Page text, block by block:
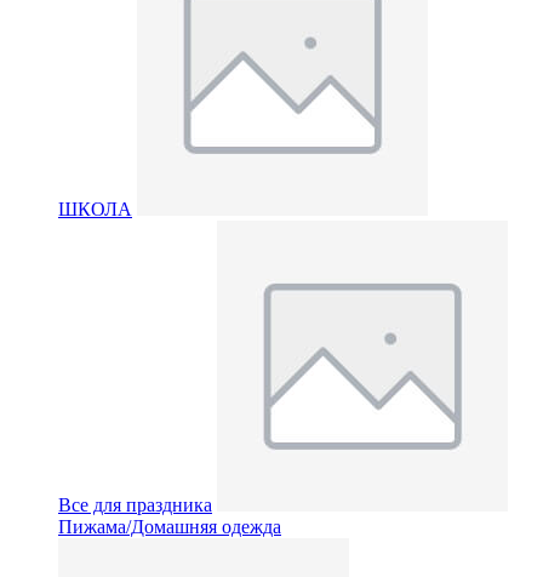
ШКОЛА
Все для праздника
Пижама/Домашняя одежда